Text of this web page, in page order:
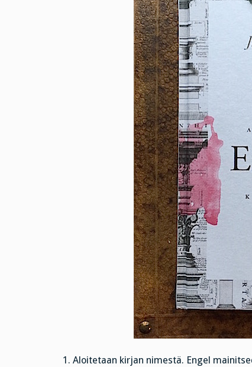
1. Aloitetaan kirjan nimestä. Engel